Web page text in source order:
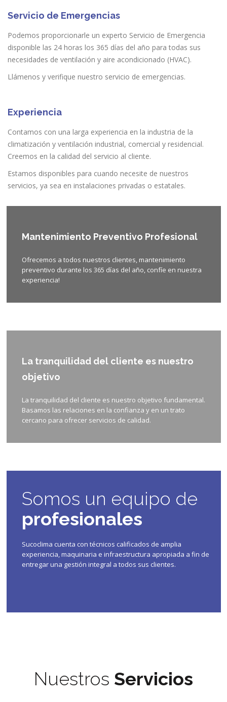
Servicio de Emergencias
Podemos proporcionarle un experto Servicio de Emergencia
disponible las 24 horas los 365 días del año para todas sus
necesidades de ventilación y aire acondicionado (HVAC).
Llámenos y verifique nuestro servicio de emergencias.
Experiencia
Contamos con una larga experiencia en la industria de la
climatización y ventilación industrial, comercial y residencial.
Creemos en la calidad del servicio al cliente.
Estamos disponibles para cuando necesite de nuestros
servicios, ya sea en instalaciones privadas o estatales.
Mantenimiento Preventivo Profesional
Ofrecemos a todos nuestros clientes, mantenimiento
preventivo durante los 365 días del año, confíe en nuestra
experiencia!
La tranquilidad del cliente es nuestro
objetivo
La tranquilidad del cliente es nuestro objetivo fundamental.
Basamos las relaciones en la confianza y en un trato
cercano para ofrecer servicios de calidad.
Somos un equipo de
profesionales
Sucoclima cuenta con técnicos calificados de amplia
experiencia, maquinaria e infraestructura apropiada a fin de
entregar una gestión integral a todos sus clientes.
Nuestros Servicios